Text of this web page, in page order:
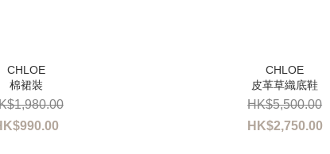
棉裙裝 皮革草織底鞋
HK$2,750.00
HK$5,500.00